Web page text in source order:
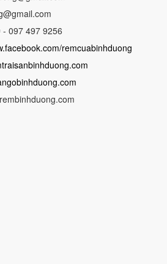
097 497 9256
remcuabinhduong